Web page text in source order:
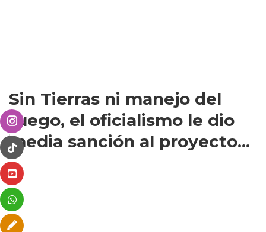
Sin Tierras ni manejo del
fuego, el oficialismo le dio
media sanción al proyecto...